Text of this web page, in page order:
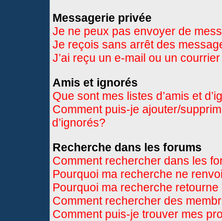
Messagerie privée
Je ne peux pas envoyer de
Je reçois sans arrêt des
J’ai reçu un e-mail ou un
Amis et ignorés
Que sont mes listes d’amis et
Comment puis-je ajouter/
d’ignorés?
Recherche dans les forums
Comment rechercher dans les
Pourquoi ma recherche ne
Pourquoi ma recherche
Comment rechercher des
Comment puis-je trouver mes